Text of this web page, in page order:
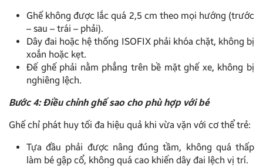
Ghế không được lắc quá 2,5 cm theo mọi hướng (trước
– sau – trái – phải).
Dây đai hoặc hệ thống ISOFIX phải khóa chặt, không bị
xoắn hoặc kẹt.
Đế ghế phải nằm phẳng trên bề mặt ghế xe, không bị
nghiêng lệch.
Bước 4: Điều chỉnh ghế sao cho phù hợp với bé
Ghế chỉ phát huy tối đa hiệu quả khi vừa vặn với cơ thể trẻ:
Tựa đầu phải được nâng đúng tầm, không quá thấp
làm bé gập cổ, không quá cao khiến dây đai lệch vị trí.